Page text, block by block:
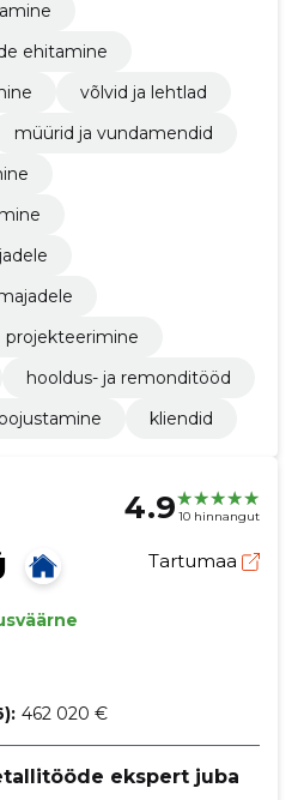
ehitamine
võlvid ja lehtlad
müürid ja vundamendid
projekteerimine
hooldus- ja remonditööd
kliendid
4.9 10 hinnangut
Tartumaa
462 020 €
ekspert juba